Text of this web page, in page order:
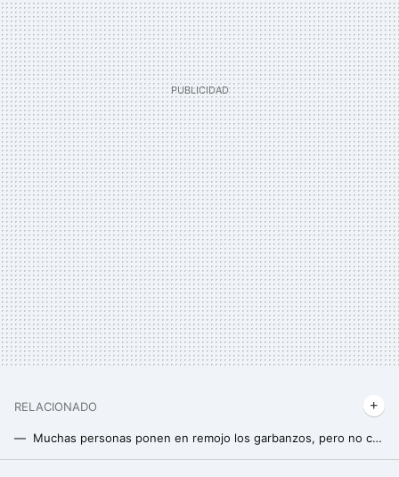
RELACIONADO
Muchas personas ponen en remojo los garbanzos, pero no conocen el beneficio más importante de hacerlo